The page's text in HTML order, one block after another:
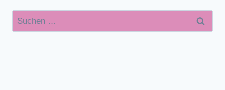
Suchen
nach: